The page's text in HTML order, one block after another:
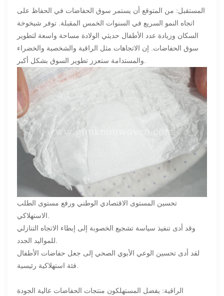
المستقبل: من المتوقع أن يستمر سوق الحفاضات في الحفاظ على
اتجاه النمو السريع في السنوات الخمس المقبلة. توفر شيخوخة
السكان وزيادة عدد الأطفال حديثي الولادة مساحة واسعة لتطوير
سوق الحفاضات. إن الاتجاهات مثل الراقية والشخصية والخضراء
والمستدامة ستعزز تطوير السوق بشكل أكبر.
تحسين المستوى الاقتصادي الوطني ورفع مستوى الطلب
الاستهلاكي.
وقد أدى تنفيذ سياسة تشجيع الخصوبة إلى إبطاء الاتجاه التنازلي
للمواليد الجدد.
لقد أدى تحسين الوعي الأبوي الصحي إلى جعل حفاضات الأطفال
فئة استهلاكية رئيسية.
الراقية: يفضل المستهلكون منتجات الحفاضات عالية الجودة